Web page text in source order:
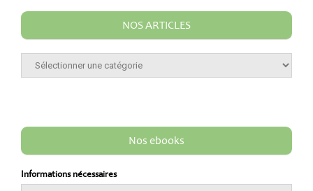
NOS ARTICLES
Nos ebooks
Informations nécessaires